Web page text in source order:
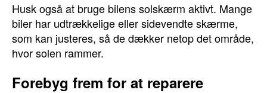
Husk også at bruge bilens solskærm aktivt. Mange
biler har udtrækkelige eller sidevendte skærme,
som kan justeres, så de dækker netop det område,
hvor solen rammer.
Forebyg frem for at reparere